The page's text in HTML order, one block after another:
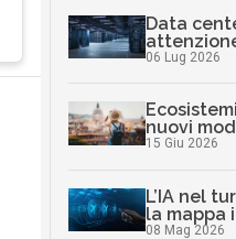
Data
06 Lug 2026
nuovi
15 Giu 2026
L’IA nel
la mappa
08 Mag 2026